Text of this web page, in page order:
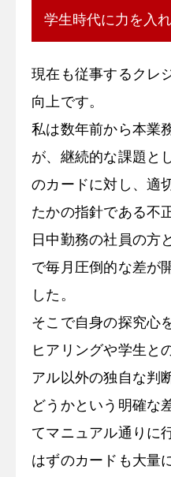
学生時代に力を入
現在も従事するクレ
向上です。
私は数年前から本業
が、継続的な課題と
のカードに対し、適
たかの指針である不
日中勤務の社員の方
で毎月圧倒的な差が
した。
そこで自身の探究心
ヒアリングや学生と
アル以外の独自な判
どうかという明確な
てマニュアル通りに
はずのカードも大量